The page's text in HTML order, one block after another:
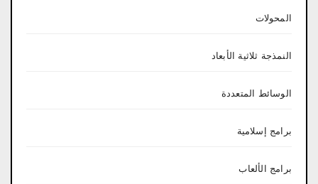
المحولات
النمذجة ثلاثية الأبعاد
الوسائط المتعددة
برامج إسلامية
برامج الألعاب